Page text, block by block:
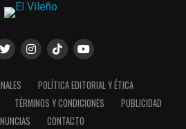
POLÍTICA EDITORIAL Y ÉTICA
TÉRMINOS Y CONDICIONES
PUBLICIDAD
CONTACTO